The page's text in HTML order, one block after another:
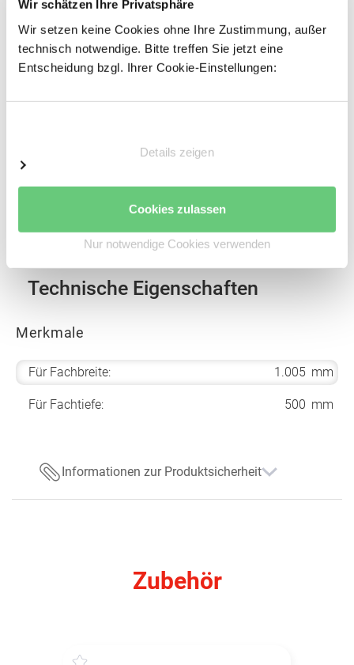
Wir schätzen Ihre Privatsphäre
Wir setzen keine Cookies ohne Ihre Zustimmung, außer
technisch notwendige. Bitte treffen Sie jetzt eine
Entscheidung bzgl. Ihrer Cookie-Einstellungen:
Details zeigen
Cookies zulassen
Nur notwendige Cookies verwenden
Zubehör BERT, Gitterwanne
Technische Eigenschaften
Merkmale
Für Fachbreite: 1.005 mm
Für Fachtiefe: 500 mm
Informationen zur Produktsicherheit
Zubehör